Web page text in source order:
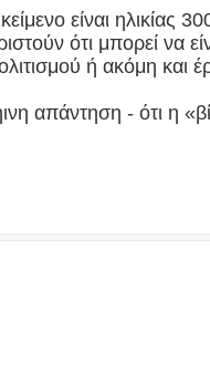
είναι ηλικίας
ότι μπορεί να
ή ακόμη και
απάντηση - ότι η